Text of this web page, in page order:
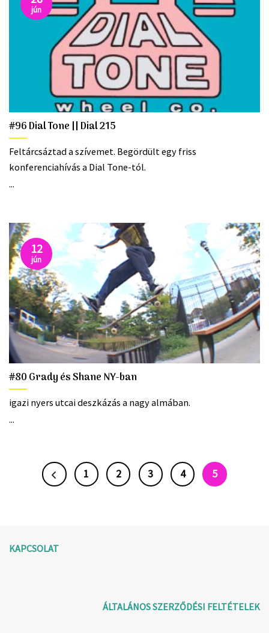
#96 Dial Tone || Dial 215
Feltárcsáztad a szívemet. Begördült egy friss
konferenciahívás a Dial Tone-tól.
...
jún
#80 Grady és Shane NY-ban
igazi nyers utcai deszkázás a nagy almában.
...
12
jún
1 2 3 4 5
KAPCSOLAT
ÁLTALÁNOS SZERZŐDÉSI FELTÉTELEK